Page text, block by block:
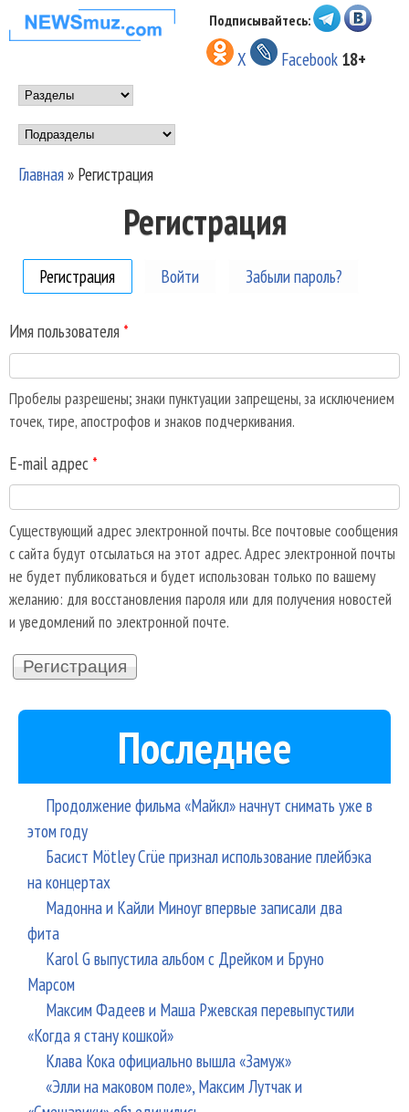
Перейти к основному
содержанию
НОВОСТИ
МУЗЫКИ И
ШОУ БИЗНЕСА
NEWSMUZ.COM
Подписывайтесь:
X Facebook 18+
Main menu
Подразделы
Главная» Регистрация
Регистрация
Регистрация (активная вкладка)
Войти Забыли пароль?
Имя пользователя *
Пробелы разрешены; знаки пунктуации запрещены, за исключением
точек, тире, апострофов и знаков подчеркивания.
E-mail адрес *
Существующий адрес электронной почты. Все почтовые сообщения
с сайта будут отсылаться на этот адрес. Адрес электронной почты
не будет публиковаться и будет использован только по вашему
желанию: для восстановления пароля или для получения новостей
и уведомлений по электронной почте.
Последнее
Продолжение фильма «Майкл» начнут снимать уже в
этом году
Басист Mötley Crüe признал использование плейбэка
на концертах
Мадонна и Кайли Миноуг впервые записали два
фита
Karol G выпустила альбом с Дрейком и Бруно
Марсом
Максим Фадеев и Маша Ржевская перевыпустили
«Когда я стану кошкой»
Клава Кока официально вышла «Замуж»
«Элли на маковом поле», Максим Лутчак и